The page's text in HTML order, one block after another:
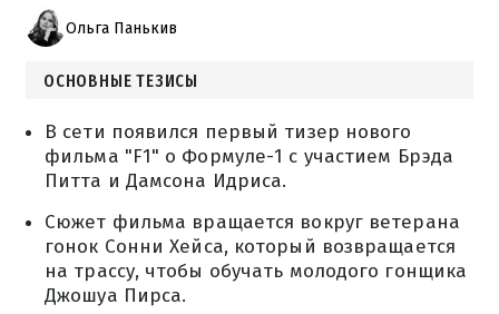
Ольга Панькив
ОСНОВНЫЕ ТЕЗИСЫ
В сети появился первый тизер нового
фильма "F1" о Формуле-1 с участием Брэда
Питта и Дамсона Идриса.
Сюжет фильма вращается вокруг ветерана
гонок Сонни Хейса, который возвращается
на трассу, чтобы обучать молодого гонщика
Джошуа Пирса.